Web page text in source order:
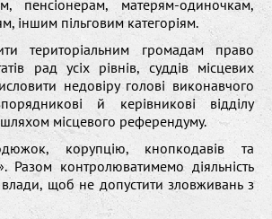
пенсіонерам, матерям-одиночкам,
іншим пільговим категоріям.
територіальним громадам право
рад усіх рівнів, суддів місцевих
недовіру голові виконавчого
й керівникові відділу
місцевого референдуму.
корупцію, кнопкодавів та
Разом контролюватимемо діяльність
влади, щоб не допустити зловживань з